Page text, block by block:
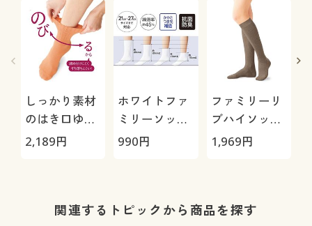
しっかり素材
のはき口ゆっ
たりソック
2,189円
ホワイトファ
ミリーソック
ス・同丈3足
990円
ファミリーリ
ブハイソック
ス3足組(カラ
ス)
1,969円
関連するトピックから商品を探す